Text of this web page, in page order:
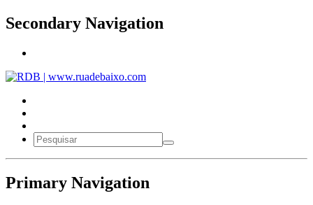
Secondary Navigation
Primary Navigation